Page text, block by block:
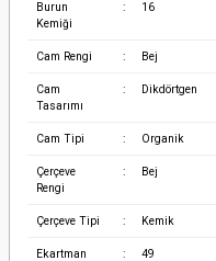
Burun
Kemiği
: 16
Cam Rengi : Bej
Cam
Tasarımı
: Dikdörtgen
Cam Tipi : Organik
Çerçeve
Rengi
: Bej
Çerçeve Tipi : Kemik
Ekartman : 49